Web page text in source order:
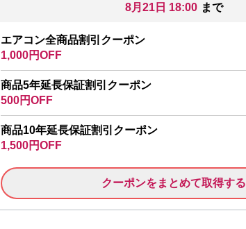
8月21日 18:00 まで
エアコン全商品割引クーポン
1,000円OFF
商品5年延長保証割引クーポン
500円OFF
商品10年延長保証割引クーポン
1,500円OFF
クーポンをまとめて取得する
カートへ進む